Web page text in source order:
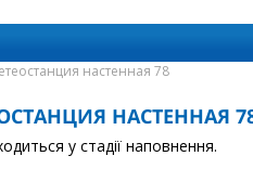
настенная 78
НАСТЕННАЯ
у стадії наповнення.